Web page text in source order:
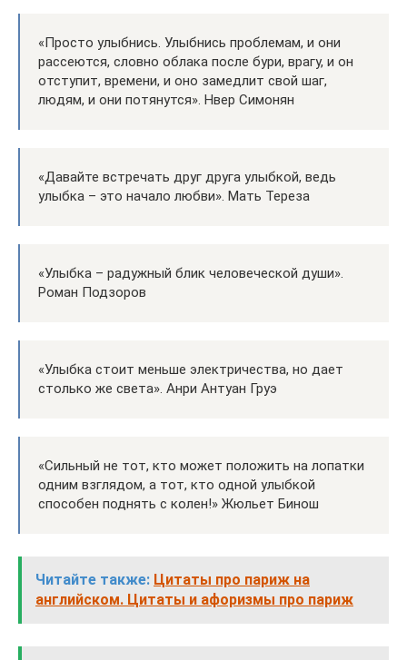
«Просто улыбнись. Улыбнись проблемам, и они
рассеются, словно облака после бури, врагу, и он
отступит, времени, и оно замедлит свой шаг,
людям, и они потянутся». Нвер Симонян
«Давайте встречать друг друга улыбкой, ведь
улыбка – это начало любви». Мать Тереза
«Улыбка – радужный блик человеческой души».
Роман Подзоров
«Улыбка стоит меньше электричества, но дает
столько же света». Анри Антуан Груэ
«Сильный не тот, кто может положить на лопатки
одним взглядом, а тот, кто одной улыбкой
способен поднять с колен!» Жюльет Бинош
Читайте также: Цитаты про париж на
английском. Цитаты и афоризмы про париж